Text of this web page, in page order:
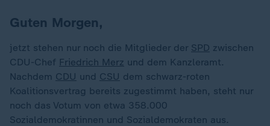
Guten Morgen,
jetzt stehen nur noch die Mitglieder der SPD zwischen
CDU-Chef Friedrich Merz und dem Kanzleramt.
Nachdem CDU und CSU dem schwarz-roten
Koalitionsvertrag bereits zugestimmt haben, steht nur
noch das Votum von etwa 358.000
Sozialdemokratinnen und Sozialdemokraten aus.